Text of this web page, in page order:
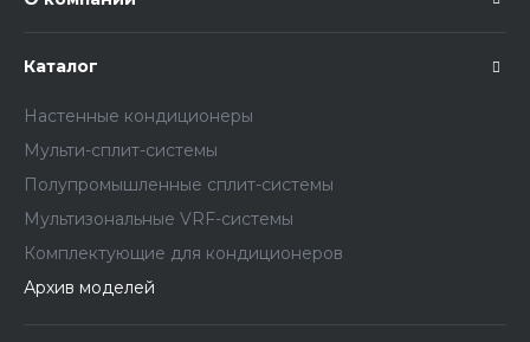
Каталог
Настенные кондиционеры
Мульти-сплит-системы
Полупромышленные сплит-системы
Мультизональные VRF-системы
Комплектующие для кондиционеров
Архив моделей